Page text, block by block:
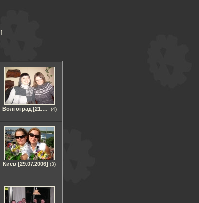
Волгоград [21.01.2010] (4)
Киев [29.07.2006] (3)